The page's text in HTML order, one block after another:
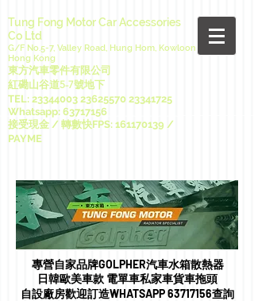
Tung Fong Motor Car Accessories
Co Ltd
G/F No.5-7, Valley Road, Hung Hom, Kowloon
Hong Kong
東方汽車零件有限公司
紅磡山谷道5-7號地下
TEL: 23344003 23625570 23341725
Whatsapp: 63717156
接受現金 / 轉數快FPS: 161170139 /
PAYME
專營自家品牌GOLPHER汽車水箱散熱器
日韓歐美車款 電單車私家車貨車拖頭​
自設廠房歡迎訂造WHATSAPP63717156查詢